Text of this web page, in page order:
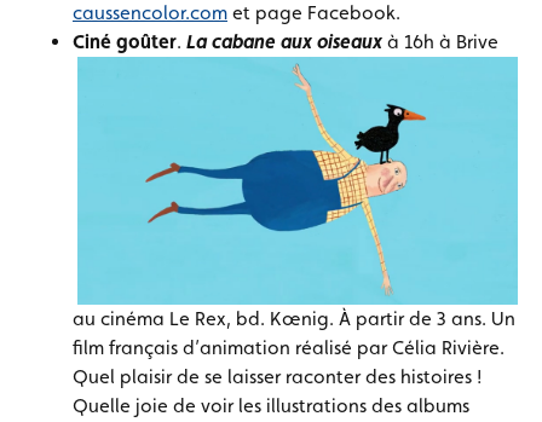
caussencolor.com et page Facebook.
Ciné goûter. La cabane aux oiseaux à 16h à Brive
au cinéma Le Rex, bd. Kœnig. À partir de 3 ans. Un
film français d’animation réalisé par Célia Rivière.
Quel plaisir de se laisser raconter des histoires !
Quelle joie de voir les illustrations des albums